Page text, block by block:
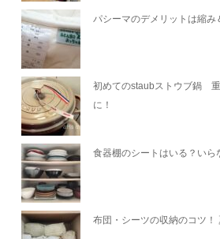
パシーマのデメリットは縮
初めてのstaubストウブ鍋
に！
食器棚のシートはいる？いら
布団・シーツの収納のコツ！